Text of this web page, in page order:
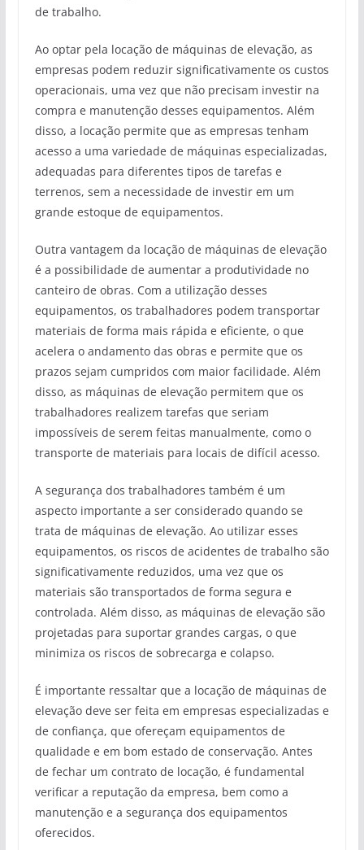
de trabalho.
Ao optar pela locação de máquinas de elevação, as
empresas podem reduzir significativamente os custos
operacionais, uma vez que não precisam investir na
compra e manutenção desses equipamentos. Além
disso, a locação permite que as empresas tenham
acesso a uma variedade de máquinas especializadas,
adequadas para diferentes tipos de tarefas e
terrenos, sem a necessidade de investir em um
grande estoque de equipamentos.
Outra vantagem da locação de máquinas de elevação
é a possibilidade de aumentar a produtividade no
canteiro de obras. Com a utilização desses
equipamentos, os trabalhadores podem transportar
materiais de forma mais rápida e eficiente, o que
acelera o andamento das obras e permite que os
prazos sejam cumpridos com maior facilidade. Além
disso, as máquinas de elevação permitem que os
trabalhadores realizem tarefas que seriam
impossíveis de serem feitas manualmente, como o
transporte de materiais para locais de difícil acesso.
A segurança dos trabalhadores também é um
aspecto importante a ser considerado quando se
trata de máquinas de elevação. Ao utilizar esses
equipamentos, os riscos de acidentes de trabalho são
significativamente reduzidos, uma vez que os
materiais são transportados de forma segura e
controlada. Além disso, as máquinas de elevação são
projetadas para suportar grandes cargas, o que
minimiza os riscos de sobrecarga e colapso.
É importante ressaltar que a locação de máquinas de
elevação deve ser feita em empresas especializadas e
de confiança, que ofereçam equipamentos de
qualidade e em bom estado de conservação. Antes
de fechar um contrato de locação, é fundamental
verificar a reputação da empresa, bem como a
manutenção e a segurança dos equipamentos
oferecidos.